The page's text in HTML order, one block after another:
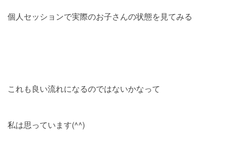
個人セッションで実際のお子さんの状態を見てみる
これも良い流れになるのではないかなって
私は思っています(^^)